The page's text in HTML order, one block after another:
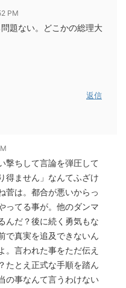
PM
題ない。どこかの総理大
返信
撃ちして言論を弾圧して
得ません」なんてふざけ
菅は。都合が悪いからっ
ってる事が。他のダンマ
んだ？後に続く勇気もな
で真実を追及できないん
。言われた事をただ伝え
たとえ正式な手順を踏ん
の事なんて言うわけない